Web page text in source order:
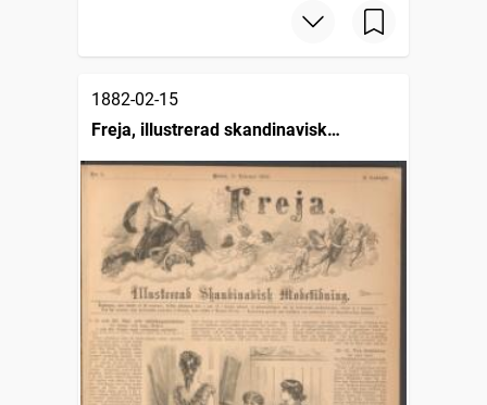
1882-02-15
Freja, illustrerad skandinavisk
modetidning